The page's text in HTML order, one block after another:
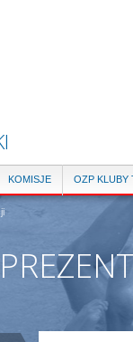
KOMISJE OZP KLUBY